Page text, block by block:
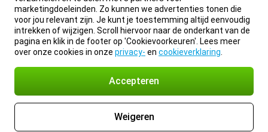
marketingdoeleinden. Zo kunnen we advertenties tonen die
voor jou relevant zijn. Je kunt je toestemming altijd eenvoudig
intrekken of wijzigen. Scroll hiervoor naar de onderkant van de
pagina en klik in de footer op 'Cookievoorkeuren'. Lees meer
over onze cookies in onze privacy- en cookieverklaring
Accepteren
Weigeren